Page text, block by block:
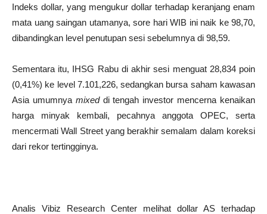
Indeks dollar, yang mengukur dollar terhadap keranjang enam
mata uang saingan utamanya, sore hari WIB ini naik ke 98,70,
dibandingkan level penutupan sesi sebelumnya di 98,59.
Sementara itu, IHSG Rabu di akhir sesi menguat 28,834 poin
(0,41%) ke level 7.101,226, sedangkan bursa saham kawasan
Asia umumnya mixeddi tengah investor mencerna kenaikan
harga minyak kembali, pecahnya anggota OPEC, serta
mencermati Wall Street yang berakhir semalam dalam koreksi
dari rekor tertingginya.
Analis Vibiz Research Center melihat dollar AS terhadap